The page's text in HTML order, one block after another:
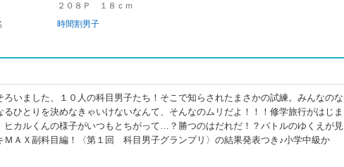
２０８Ｐ １８ｃｍ
時間割男子
ろいました、１０人の科目男子たち！そこで知らされたまさかの試練。みんなのな
るひとりを決めなきゃいけないなんて、そんなのムリだよ！！！修学旅行がはじま
ヒカルくんの様子がいつもとちがって…？勝つのはだれだ！？バトルのゆくえが見
ＭＡＸ副科目編！〈第１回 科目男子グランプリ〉の結果発表つき♪小学中級か